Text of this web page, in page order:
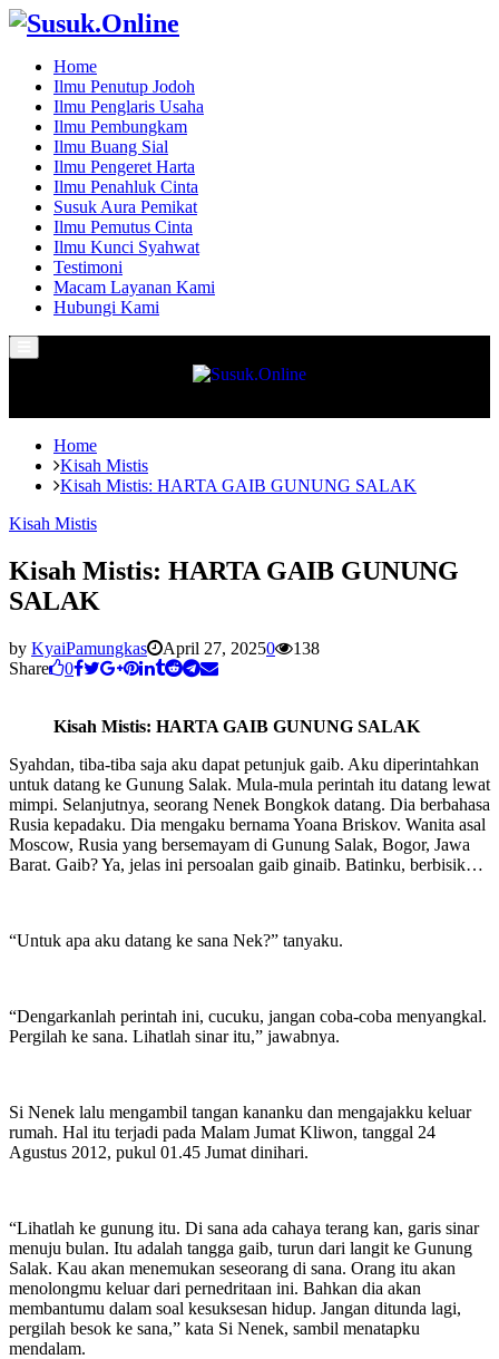
Home
Ilmu Penutup Jodoh
Ilmu Penglaris Usaha
Ilmu Pembungkam
Ilmu Buang Sial
Ilmu Pengeret Harta
Ilmu Penahluk Cinta
Susuk Aura Pemikat
Ilmu Pemutus Cinta
Ilmu Kunci Syahwat
Testimoni
Macam Layanan Kami
Hubungi Kami
Menu
Home
Kisah Mistis
Kisah Mistis: HARTA GAIB GUNUNG SALAK
Kisah Mistis
Kisah Mistis: HARTA GAIB GUNUNG
SALAK
by KyaiPamungkas April 27, 20250
138
Share
0
Kisah Mistis: HARTA GAIB GUNUNG SALAK
Syahdan, tiba-tiba saja aku dapat petunjuk gaib. Aku diperintahkan
untuk datang ke Gunung Salak. Mula-mula perintah itu datang lewat
mimpi. Selanjutnya, seorang Nenek Bongkok datang. Dia berbahasa
Rusia kepadaku. Dia mengaku bernama Yoana Briskov. Wanita asal
Moscow, Rusia yang bersemayam di Gunung Salak, Bogor, Jawa
Barat. Gaib? Ya, jelas ini persoalan gaib ginaib. Batinku, berbisik…
“Untuk apa aku datang ke sana Nek?” tanyaku.
“Dengarkanlah perintah ini, cucuku, jangan coba-coba menyangkal.
Pergilah ke sana. Lihatlah sinar itu,” jawabnya.
Si Nenek lalu mengambil tangan kananku dan mengajakku keluar
rumah. Hal itu terjadi pada Malam Jumat Kliwon, tanggal 24
Agustus 2012, pukul 01.45 Jumat dinihari.
“Lihatlah ke gunung itu. Di sana ada cahaya terang kan, garis sinar
menuju bulan. Itu adalah tangga gaib, turun dari langit ke Gunung
Salak. Kau akan menemukan seseorang di sana. Orang itu akan
menolongmu keluar dari pernedritaan ini. Bahkan dia akan
membantumu dalam soal kesuksesan hidup. Jangan ditunda lagi,
pergilah besok ke sana,” kata Si Nenek, sambil menatapku
mendalam.